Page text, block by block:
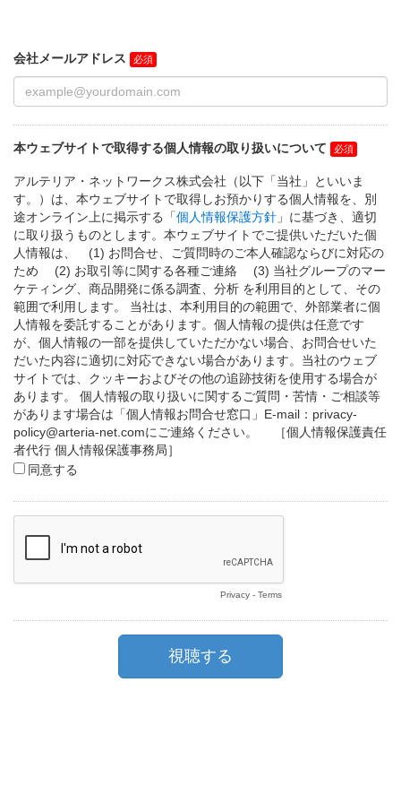
会社メールアドレス
本ウェブサイトで取得する個人情報の取り扱いについて
アルテリア・ネットワークス株式会社（以下「当社」といいま
す。）は、本ウェブサイトで取得しお預かりする個人情報を、別
途オンライン上に掲示する「個人情報保護方針 」に基づき、適切
に取り扱うものとします。本ウェブサイトでご提供いただいた個
人情報は、 (1) お問合せ、ご質問時のご本人確認ならびに対応の
ため (2) お取引等に関する各種ご連絡 (3) 当社グループのマー
ケティング、商品開発に係る調査、分析 を利用目的として、その
範囲で利用します。 当社は、本利用目的の範囲で、外部業者に個
人情報を委託することがあります。個人情報の提供は任意です
が、個人情報の一部を提供していただかない場合、お問合せいた
だいた内容に適切に対応できない場合があります。当社のウェブ
サイトでは、クッキーおよびその他の追跡技術を使用する場合が
あります。 個人情報の取り扱いに関するご質問・苦情・ご相談等
があります場合は「個人情報お問合せ窓口」E-mail：privacy-
policy@arteria-net.comにご連絡ください。 ［個人情報保護責任
者代行 個人情報保護事務局］
同意する
Privacy - Terms